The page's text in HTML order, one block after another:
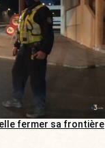
elle fermer sa frontière